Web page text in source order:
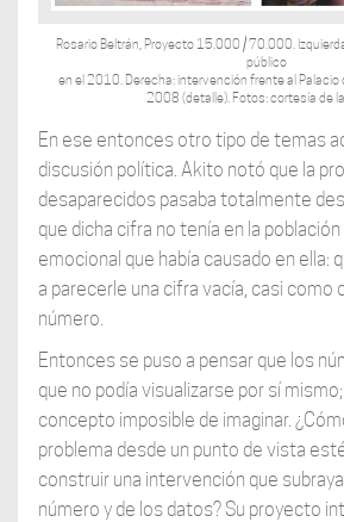
Rosario Beltrán, Proyecto 15.000 / 70.000.
público
en el 2010. Derecha: intervención frente al Palacio
2008 (detalle). Fotos: cortesía de
En ese entonces otro tipo de temas
discusión política. Akito notó que la
desaparecidos pasaba totalmente
que dicha cifra no tenía en la
emocional que había causado en ella:
a parecerle una cifra vacía, casi como
número.
Entonces se puso a pensar que los
que no podía visualizarse por sí
concepto imposible de imaginar.
problema desde un punto de vista
construir una intervención que
número y de los datos? Su proyecto